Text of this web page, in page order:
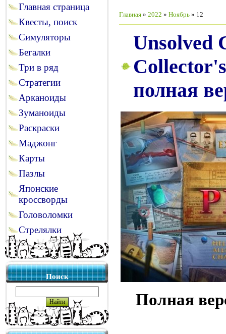
Главная страница
Квесты, поиск
Симуляторы
Бегалки
Три в ряд
Стратегии
Арканоиды
Зуманоиды
Раскраски
Маджонг
Карты
Пазлы
Японские
кроссворды
Головоломки
Стрелялки
Поиск
Главная » 2022 » Ноябрь » 12
Unsolved
полная
Полная